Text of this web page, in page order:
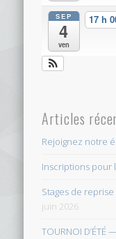
SEP
4
ven
17 h
Articles
Rejoignez notre
Inscriptions pour
Stages de
juin 2026
TOURNOI D’ÉTÉ